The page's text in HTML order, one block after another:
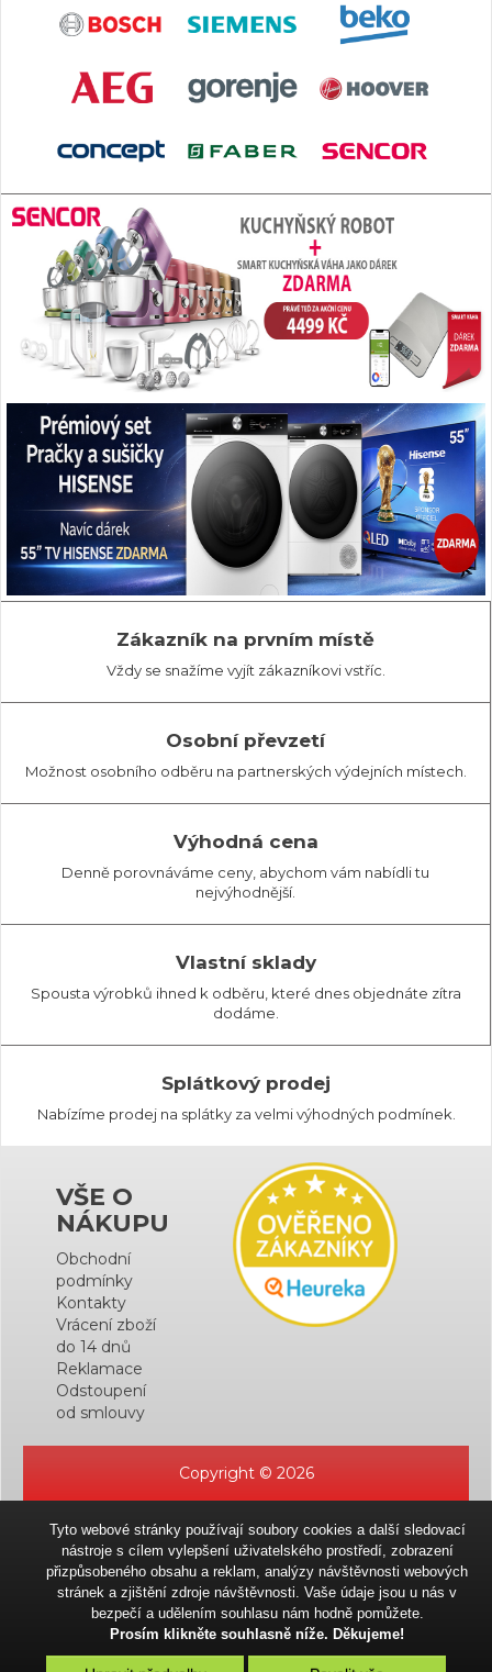
Zákazník na prvním místě
Vždy se snažíme vyjít zákazníkovi vstříc.
Osobní převzetí
Možnost osobního odběru na partnerských výdejních místech.
Výhodná cena
Denně porovnáváme ceny, abychom vám nabídli tu
nejvýhodnější.
Vlastní sklady
Spousta výrobků ihned k odběru, které dnes objednáte zítra
dodáme.
Splátkový prodej
Nabízíme prodej na splátky za velmi výhodných podmínek.
VŠE O
NÁKUPU
Obchodní
podmínky
Kontakty
Vrácení zboží
do 14 dnů
Reklamace
Odstoupení
od smlouvy
Copyright © 2026
Tyto webové stránky používají soubory cookies a další sledovací
nástroje s cílem vylepšení uživatelského prostředí, zobrazení
přizpůsobeného obsahu a reklam, analýzy návštěvnosti webových
stránek a zjištění zdroje návštěvnosti. Vaše údaje jsou u nás v
bezpečí a udělením souhlasu nám hodně pomůžete.
Prosím klikněte souhlasně níže. Děkujeme!